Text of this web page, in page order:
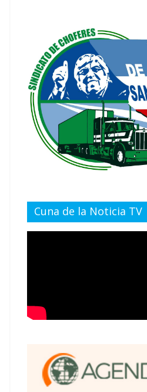
Cuna de la Noticia TV